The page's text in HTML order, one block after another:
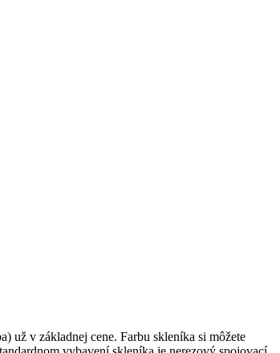
v základnej cene. Farbu skleníka si môžete